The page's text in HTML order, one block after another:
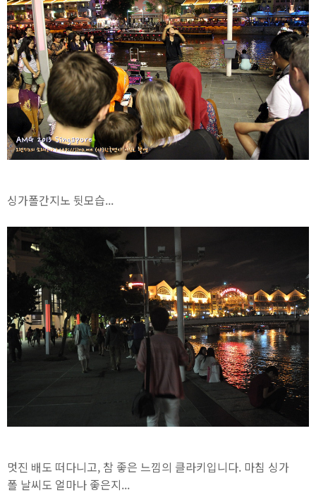
싱가폴간지노 뒷모습...
멋진 배도 떠다니고, 참 좋은 느낌의 클라키입니다. 마침 싱가
폴 날씨도 얼마나 좋은지...